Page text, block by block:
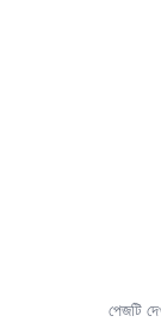
পেজটি